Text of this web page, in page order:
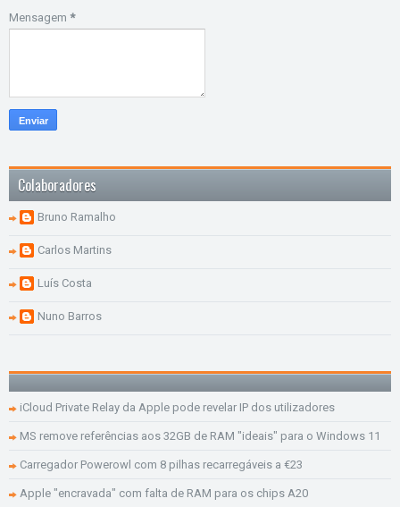
Mensagem *
Colaboradores
Bruno Ramalho
Carlos Martins
Luís Costa
Nuno Barros
iCloud Private Relay da Apple pode revelar IP dos utilizadores
MS remove referências aos 32GB de RAM "ideais" para o Windows 11
Carregador Powerowl com 8 pilhas recarregáveis a €23
Apple "encravada" com falta de RAM para os chips A20